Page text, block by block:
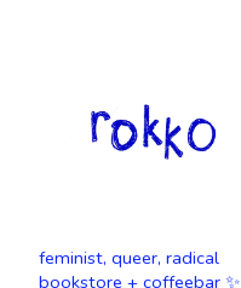
feminist, queer, radical
bookstore + coffeebar ✨